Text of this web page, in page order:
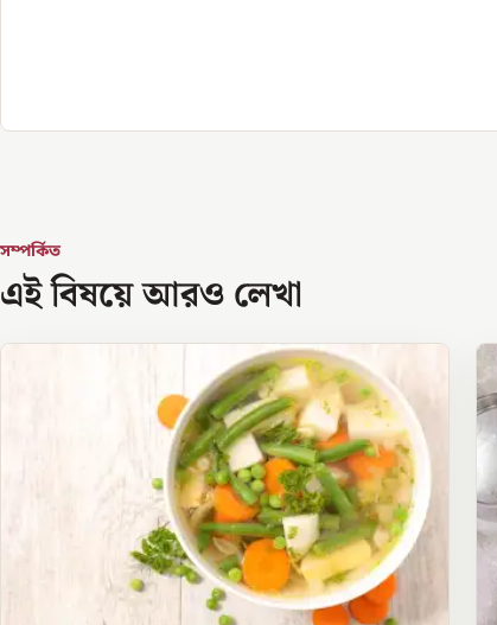
সম্পর্কিত
এই বিষয়ে আরও লেখা